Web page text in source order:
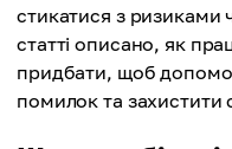
стикатися з ризиками
статті описано, як
придбати, щоб
помилок та захистити